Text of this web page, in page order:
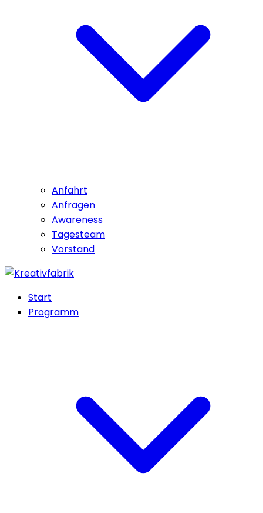
Anfahrt
Anfragen
Awareness
Tagesteam
Vorstand
Start
Programm